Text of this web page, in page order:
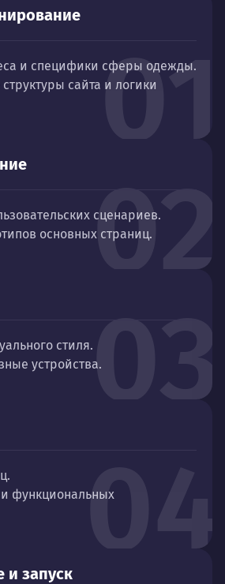
01
и специфики сферы одежды.
сайта и логики
02
сценариев.
основных страниц.
03
стиля.
устройства.
04
и функциональных
и запуск